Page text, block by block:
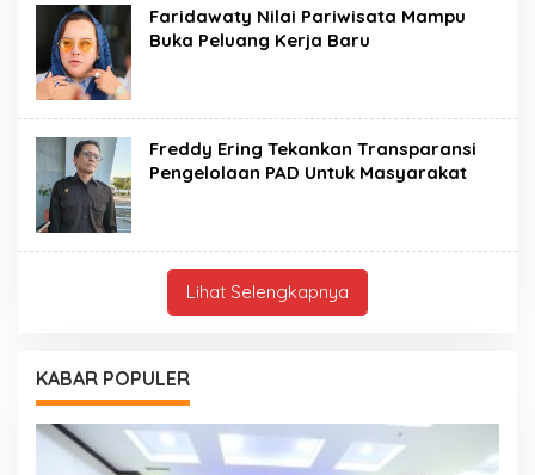
Faridawaty Nilai Pariwisata Mampu
Buka Peluang Kerja Baru
Freddy Ering Tekankan Transparansi
Pengelolaan PAD Untuk Masyarakat
Lihat Selengkapnya
KABAR POPULER